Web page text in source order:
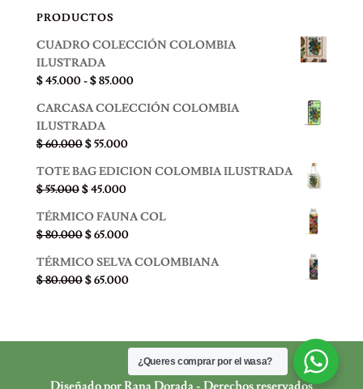
PRODUCTOS
CUADRO COLECCIÓN COLOMBIA
ILUSTRADA
$45.000-$85.000Rango
precios:
hasta
CARCASA COLECCIÓN COLOMBIA
ILUSTRADA
$60.000El
original
era:
$ 60.000.
$55.000El
actual
$ 55.000.
TOTE BAG EDICION COLOMBIA ILUSTRADA
$55.000El
original
era:
$ 55.000.
$45.000El
actual
es:
$ 45.000.
TÉRMICO FAUNA COL
$80.000El
original
era:
$65.000El
actual
es:
TÉRMICO SELVA COLOMBIANA
$80.000El
$ 80.000.
$65.000El
$ 65.000.
Diseñado por Rana Dorada - Derechos reservados
¿Queres comprar por el wasa?